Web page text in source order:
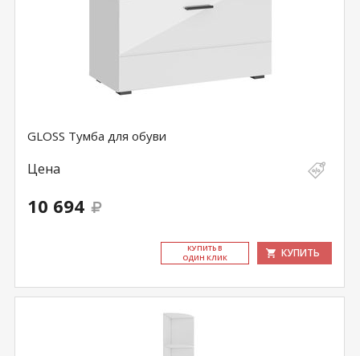
GLOSS Тумба для обуви
Цена
10 694
КУ­ПИТЬ В
ОДИН КЛИК
КУПИТЬ